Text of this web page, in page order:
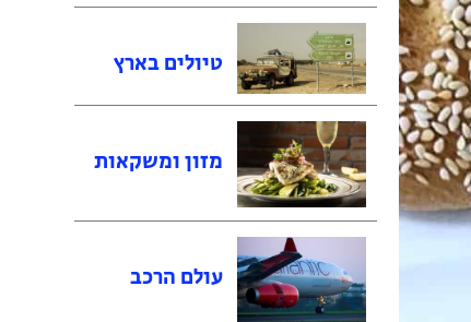
טיולים בארץ
מזון ומשקאות
עולם הרכב